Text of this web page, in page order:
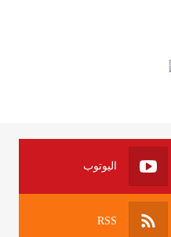
النفاذ إلى المعلومة
اليوتوب
RSS